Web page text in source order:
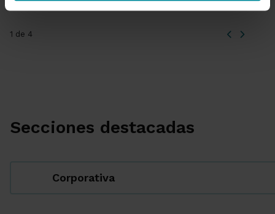
1 de 4
Secciones destacadas
Corporativa